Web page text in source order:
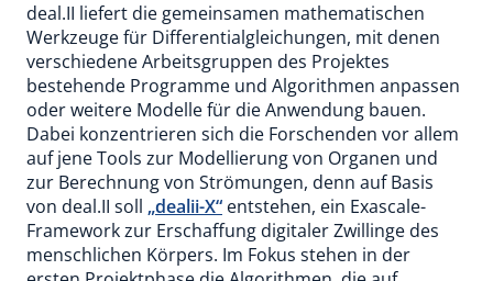
deal.II liefert die gemeinsamen mathematischen
Werkzeuge für Differentialgleichungen, mit denen
verschiedene Arbeitsgruppen des Projektes
bestehende Programme und Algorithmen anpassen
oder weitere Modelle für die Anwendung bauen.
Dabei konzentrieren sich die Forschenden vor allem
auf jene Tools zur Modellierung von Organen und
zur Berechnung von Strömungen, denn auf Basis
von deal.II soll „dealii-X“ entstehen, ein Exascale-
Framework zur Erschaffung digitaler Zwillinge des
menschlichen Körpers. Im Fokus stehen in der